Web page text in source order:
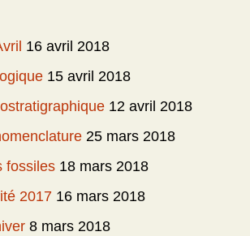
16 avril 2018
15 avril 2018
12 avril 2018
25 mars 2018
fossiles 18 mars 2018
2017 16 mars 2018
8 mars 2018